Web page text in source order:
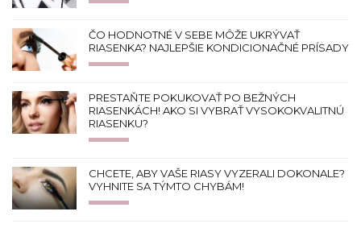
ČO HODNOTNÉ V SEBE MÔŽE UKRÝVAŤ
RIASENKA? NAJLEPŠIE KONDICIONAČNÉ PRÍSADY
PRESTAŇTE POKUKOVAŤ PO BEŽNÝCH
RIASENKÁCH! AKO SI VYBRAŤ VYSOKOKVALITNÚ
RIASENKU?
CHCETE, ABY VAŠE RIASY VYZERALI DOKONALE?
VYHNITE SA TÝMTO CHYBÁM!